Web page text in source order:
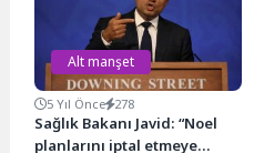
Alt manşet
5 Yıl Önce 278
Sağlık Bakanı Javid: “Noel
planlarını iptal etmeye